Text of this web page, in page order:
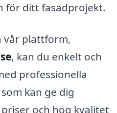
för ditt fasadprojekt.
vår plattform,
, kan du enkelt och
professionella
kan ge dig
och hög kvalitet